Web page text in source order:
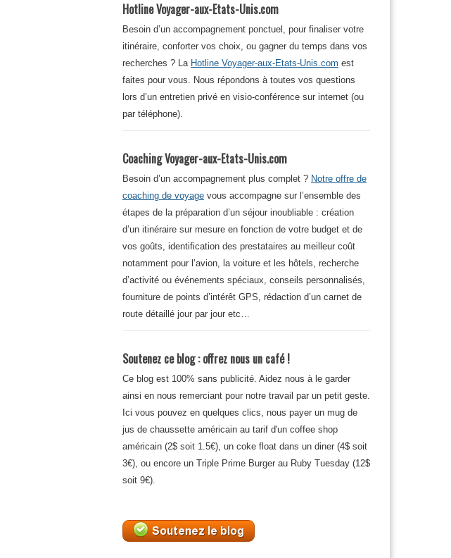
Hotline Voyager-aux-Etats-Unis.com
Besoin d’un accompagnement ponctuel, pour finaliser votre
itinéraire, conforter vos choix, ou gagner du temps dans vos
recherches ? La Hotline Voyager-aux-Etats-Unis.com est
faites pour vous. Nous répondons à toutes vos questions
lors d’un entretien privé en visio-conférence sur internet (ou
par téléphone).
Coaching Voyager-aux-Etats-Unis.com
Besoin d’un accompagnement plus complet ? Notre offre de
coaching de voyage vous accompagne sur l’ensemble des
étapes de la préparation d’un séjour inoubliable : création
d’un itinéraire sur mesure en fonction de votre budget et de
vos goûts, identification des prestataires au meilleur coût
notamment pour l’avion, la voiture et les hôtels, recherche
d’activité ou événements spéciaux, conseils personnalisés,
fourniture de points d’intérêt GPS, rédaction d’un carnet de
route détaillé jour par jour etc…
Soutenez ce blog : offrez nous un café !
Ce blog est 100% sans publicité. Aidez nous à le garder
ainsi en nous remerciant pour notre travail par un petit geste.
Ici vous pouvez en quelques clics, nous payer un mug de
jus de chaussette américain au tarif d'un coffee shop
américain (2$ soit 1.5€), un coke float dans un diner (4$ soit
3€), ou encore un Triple Prime Burger au Ruby Tuesday (12$
soit 9€).